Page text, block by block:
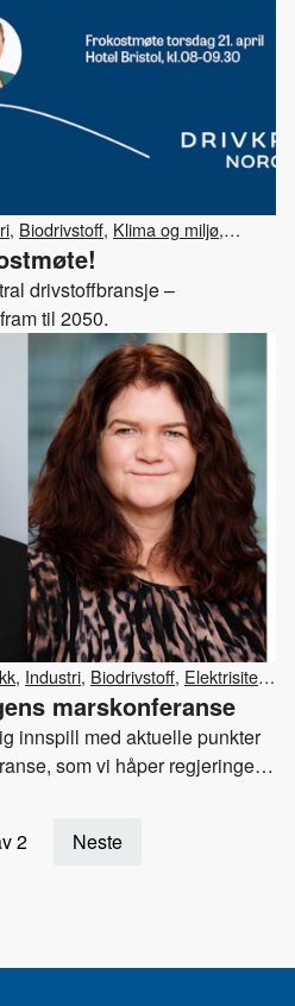
, Biodrivstoff, Klima og miljø,
Norge
drivstoffbransje –
til 2050.
, Industri, Biodrivstoff, Elektrisitet,
og miljø,Drivkraft Norge
marskonferanse
innspill med aktuelle punkter
som vi håper regjeringen
direktør i Drivkraft Norge.
2 Neste